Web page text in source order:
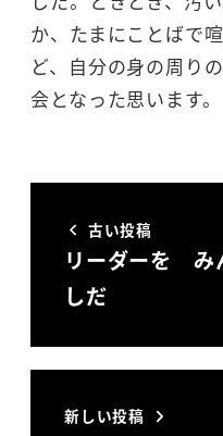
か、たまにことばで
ど、自分の身の周り
会となった思います。
古い投稿
リーダーを み
しだ
新しい投稿